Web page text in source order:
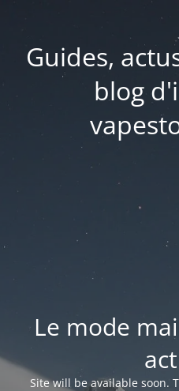
Guides,
blog
Le mode
Site will be available soon.